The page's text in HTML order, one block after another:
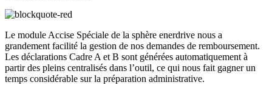
Le module Accise Spéciale de la sphère enerdrive nous a
grandement facilité la gestion de nos demandes de remboursement.
Les déclarations Cadre A et B sont générées automatiquement à
partir des pleins centralisés dans l’outil, ce qui nous fait gagner un
temps considérable sur la préparation administrative.